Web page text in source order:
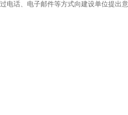
电话、电子邮件等方式向建设单位提出